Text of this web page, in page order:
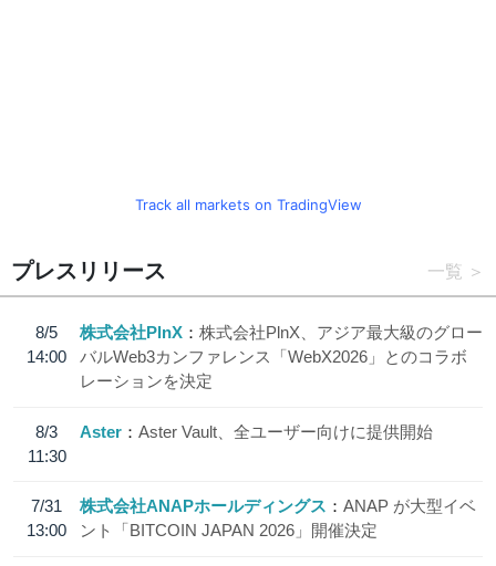
Track all markets on TradingView
プレスリリース 一覧
8/5
14:00
株式会社PlnX
株式会社PlnX、アジア最大級のグロー
バルWeb3カンファレンス「WebX2026」とのコラボ
レーションを決定
8/3
11:30
Aster Aster Vault、全ユーザー向けに提供開始
7/31
13:00
株式会社ANAPホールディングス
ANAP が大型イベ
ント「BITCOIN JAPAN 2026」開催決定